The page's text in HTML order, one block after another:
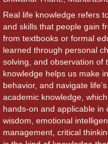
Real life knowledge refers
and skills that people gain
from textbooks or formal
learned through personal
solving, and observation of
knowledge helps us make
behavior, and navigate
academic knowledge,
hands-on and applicable in
wisdom, emotional
management, critical